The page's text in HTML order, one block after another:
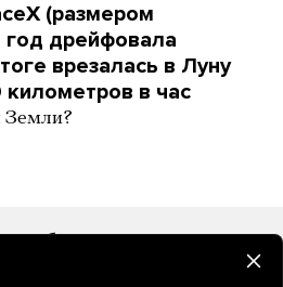
(размером
год дрейфовала
врезалась в Луну
в час
Земли?
бюллетень
2026 года